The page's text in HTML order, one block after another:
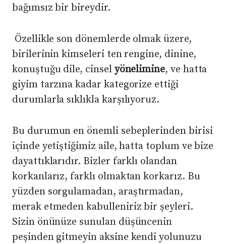
bağımsız bir bireydir.
Özellikle son dönemlerde olmak üzere,
birilerinin kimseleri ten rengine, dinine,
konuştuğu dile, cinsel yönelimine, ve hatta
giyim tarzına kadar kategorize ettiği
durumlarla sıklıkla karşılıyoruz.
Bu durumun en önemli sebeplerinden birisi
içinde yetiştiğimiz aile, hatta toplum ve bize
dayattıklarıdır. Bizler farklı olandan
korkanlarız, farklı olmaktan korkarız. Bu
yüzden sorgulamadan, araştırmadan,
merak etmeden kabulleniriz bir şeyleri.
Sizin önünüze sunulan düşüncenin
peşinden gitmeyin aksine kendi yolunuzu